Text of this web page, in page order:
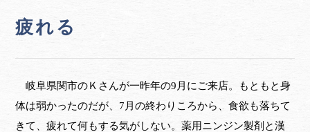
疲れる
岐阜県関市のＫさんが一昨年の9月にご来店。もともと身
体は弱かったのだが、7月の終わりころから、食欲も落ちて
きて、疲れて何もする気がしない。薬用ニンジン製剤と漢